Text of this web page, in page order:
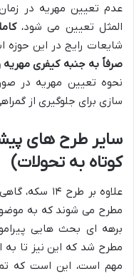
المثل تعیین می شود،
شایعات رایج در این
صرفاً به جنبه کیفری
نحوه تعیین مهریه در
سازی برای جلوگیری از
سایر طرح های
کوتاه به تحولات)
علاوه بر
مطرح می شوند که به
برهه ای بحث هایی
مطرح شد که این نیز تا
مهم است، این است که